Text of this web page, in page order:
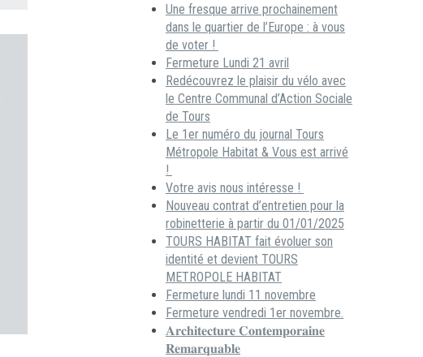
Une fresque arrive prochainement
dans le quartier de l’Europe : à vous
de voter !
Fermeture Lundi 21 avril
Redécouvrez le plaisir du vélo avec
le Centre Communal d’Action Sociale
de Tours
Le 1er numéro du journal Tours
Métropole Habitat & Vous est arrivé
!
Votre avis nous intéresse !
Nouveau contrat d’entretien pour la
robinetterie à partir du 01/01/2025
TOURS HABITAT fait évoluer son
identité et devient TOURS
METROPOLE HABITAT
Fermeture lundi 11 novembre
Fermeture vendredi 1er novembre.
𝐀𝐫𝐜𝐡𝐢𝐭𝐞𝐜𝐭𝐮𝐫𝐞 𝐂𝐨𝐧𝐭𝐞𝐦𝐩𝐨𝐫𝐚𝐢𝐧𝐞
𝐑𝐞𝐦𝐚𝐫𝐪𝐮𝐚𝐛𝐥𝐞